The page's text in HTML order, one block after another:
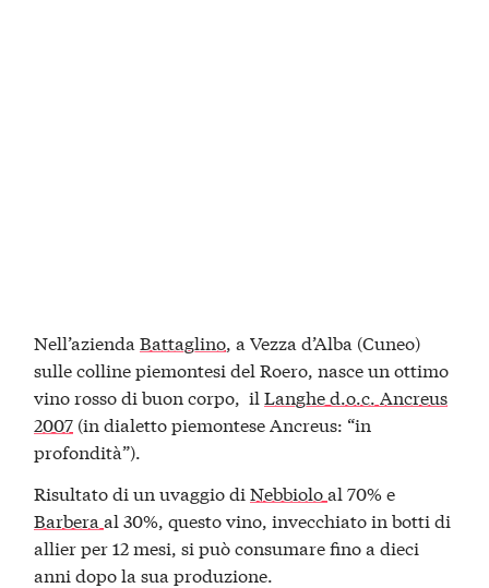
Nell’aziendaBattaglino, a Vezza d’Alba (Cuneo)
sulle colline piemontesi del Roero, nasce un ottimo
vino rosso di buon corpo, ilLanghe d.o.c. Ancreus
2007 (in dialetto piemontese Ancreus: “in
profondità”).
Risultato di un uvaggio diNebbioloal 70% e
Barberaal 30%, questo vino, invecchiato in botti di
allier per 12 mesi, si può consumare fino a dieci
anni dopo la sua produzione.